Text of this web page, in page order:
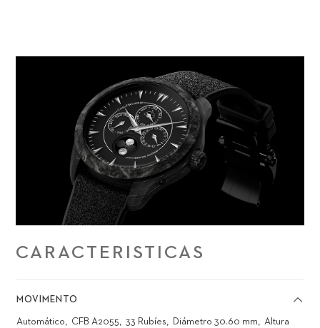
CARACTERISTICAS
MOVIMENTO
Automático CFB A2055 33 Rubíes Diámetro 30.60 mm
Altura